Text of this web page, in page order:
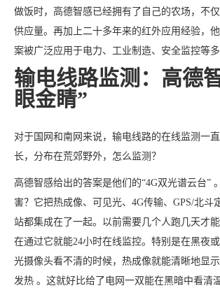
做饭时，高德智感已经拥有了自己的农场，不
供应量。再加上二十多年来的红外应用经验，
案被广泛应用于电力、工业制造、安全监控等多
输电线路监测：高德
眼金睛”
对于国网和南网来说，输电线路的在线监测一
长，分布在荒郊野外，怎么监测？
高德智感给出的答案是他们的“4G双光谱云台”
害？它把热成像、可见光、4G传输、GPS/北斗
站都集成在了一起。以前需要几个人跑几天才
在通过它就能24小时在线监控。特别是在黑夜
光摄像头看不清的时候，热成像就能清晰地显
发热 。这就好比给了电网一双能在黑暗中看清